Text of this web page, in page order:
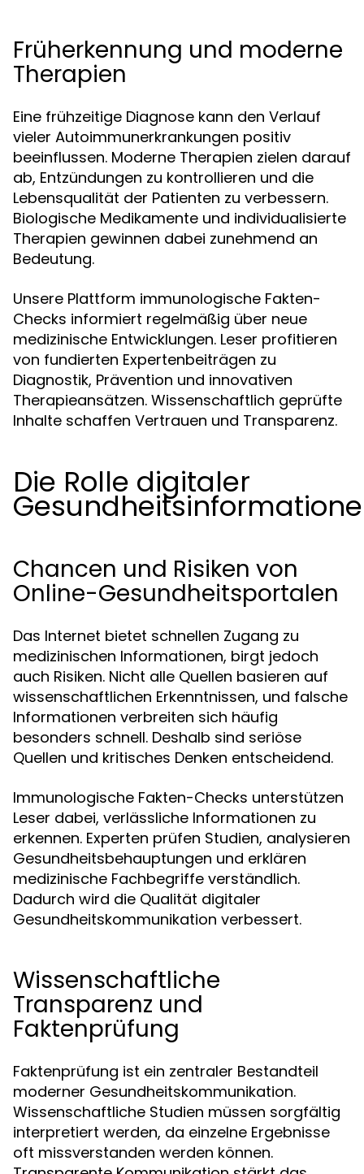
Früherkennung und moderne
Therapien
Eine frühzeitige Diagnose kann den Verlauf
vieler Autoimmunerkrankungen positiv
beeinflussen. Moderne Therapien zielen darauf
ab, Entzündungen zu kontrollieren und die
Lebensqualität der Patienten zu verbessern.
Biologische Medikamente und individualisierte
Therapien gewinnen dabei zunehmend an
Bedeutung.
Unsere Plattform immunologische Fakten-
Checks informiert regelmäßig über neue
medizinische Entwicklungen. Leser profitieren
von fundierten Expertenbeiträgen zu
Diagnostik, Prävention und innovativen
Therapieansätzen. Wissenschaftlich geprüfte
Inhalte schaffen Vertrauen und Transparenz.
Die Rolle digitaler
Chancen und Risiken von
Online-Gesundheitsportalen
Das Internet bietet schnellen Zugang zu
medizinischen Informationen, birgt jedoch
auch Risiken. Nicht alle Quellen basieren auf
wissenschaftlichen Erkenntnissen, und falsche
Informationen verbreiten sich häufig
besonders schnell. Deshalb sind seriöse
Quellen und kritisches Denken entscheidend.
Immunologische Fakten-Checks unterstützen
Leser dabei, verlässliche Informationen zu
erkennen. Experten prüfen Studien, analysieren
Gesundheitsbehauptungen und erklären
medizinische Fachbegriffe verständlich.
Dadurch wird die Qualität digitaler
Gesundheitskommunikation verbessert.
Wissenschaftliche
Transparenz und
Faktenprüfung
Faktenprüfung ist ein zentraler Bestandteil
moderner Gesundheitskommunikation.
Wissenschaftliche Studien müssen sorgfältig
interpretiert werden, da einzelne Ergebnisse
oft missverstanden werden können.